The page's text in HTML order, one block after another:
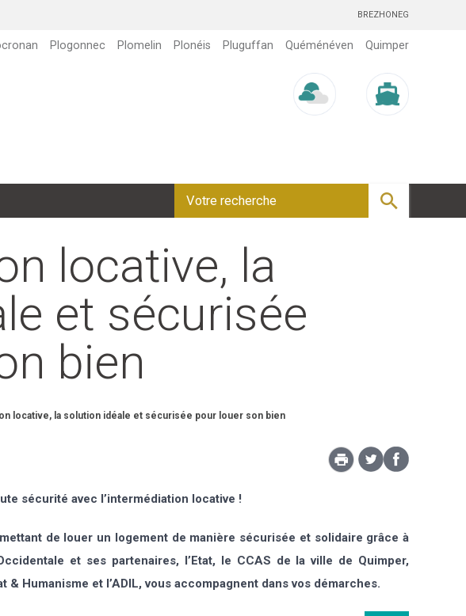
BREZHONEG
Plogonnec Plomelin Plonéis Pluguffan Quéménéven Quimper
locative, la
et sécurisée
bien
locative, la solution idéale et sécurisée pour louer son bien
sécurité avec l’intermédiation locative !
de louer un logement de manière sécurisée et solidaire grâce à
et ses partenaires, l’Etat, le CCAS de la ville de Quimper,
& Humanisme et l’ADIL, vous accompagnent dans vos démarches.